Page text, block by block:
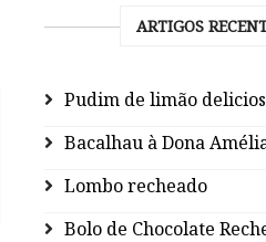
ARTIGOS
Pudim de limão
Bacalhau à Dona
Lombo recheado
Bolo de Chocolate